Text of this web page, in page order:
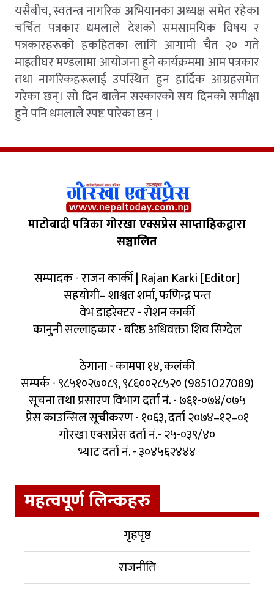
यसैबीच, स्वतन्त्र नागरिक अभियानका अध्यक्ष समेत रहेका
चर्चित पत्रकार धमलाले देशको समसामयिक विषय र
पत्रकारहरूको हकहितका लागि आगामी चैत २० गते
माइतीघर मण्डलामा आयोजना हुने कार्यक्रममा आम पत्रकार
तथा नागरिकहरूलाई उपस्थित हुन हार्दिक आग्रहसमेत
गरेका छन्। सो दिन बालेन सरकारको सय दिनको समीक्षा
हुने पनि धमलाले स्पष्ट पारेका छन् ।
माटोबादी पत्रिका गोरखा एक्सप्रेस साप्ताहिकद्वारा
सञ्चालित
सम्पादक - राजन कार्की | Rajan Karki [Editor]
सहयोगी– शाश्वत शर्मा, फणिन्द्र पन्त
वेभ डाइरेक्टर - रोशन कार्की
कानुनी सल्लाहकार - बरिष्ठ अधिवक्ता शिव सिग्देल
ठेगाना - कामपा १४, कलंकी
सम्पर्क - ९८५१०२७०८९, ९८६००२८५२० (9851027089)
सूचना तथा प्रसारण विभाग दर्ता नं. - ७६१-०७४/०७५
प्रेस काउन्सिल सूचीकरण - १०६३, दर्ता २०७४–१२–०१
गोरखा एक्सप्रेस दर्ता नं.- २५-०३९/४०
भ्याट दर्ता नं. - ३०४५६२४४४
महत्वपूर्ण लिन्कहरु
गृहपृष्ठ
राजनीति